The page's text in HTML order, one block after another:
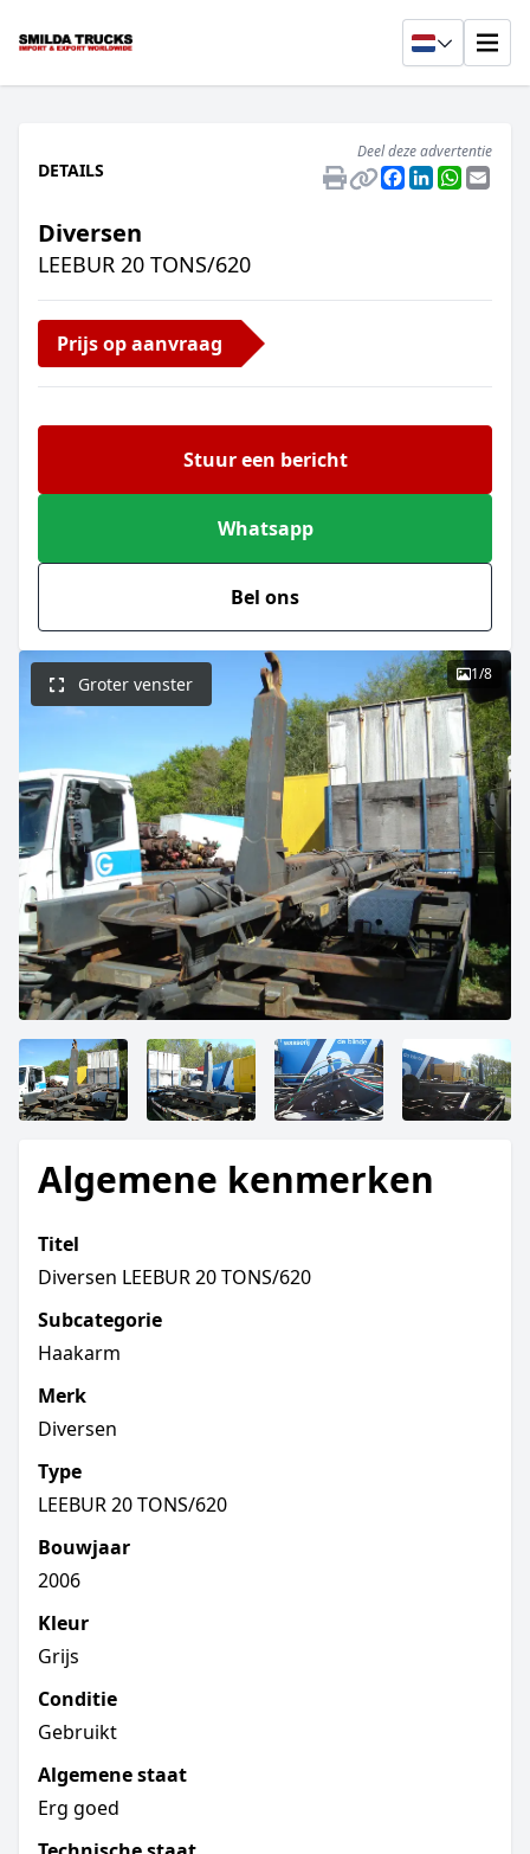
DETAILS
Deel deze advertentie
Facebook
LinkedIn
Diversen
LEEBUR 20 TONS/620
Prijs op aanvraag
Stuur een bericht
Whatsapp
Bel ons
Groter venster 1/8
Algemene kenmerken
Titel
Diversen LEEBUR 20 TONS/620
Subcategorie
Haakarm
Merk
Diversen
Type
LEEBUR 20 TONS/620
Bouwjaar
2006
Kleur
Grijs
Conditie
Gebruikt
Algemene staat
Erg goed